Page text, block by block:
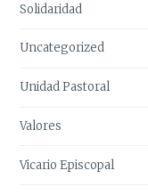
Solidaridad
Uncategorized
Unidad Pastoral
Valores
Vicario Episcopal